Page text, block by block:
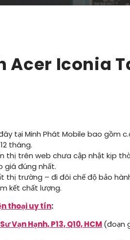
Acer Iconia
tại Minh Phát Mobile bao gồm
tháng.
thị trên web chưa cập nhật kịp
giá đúng nhất.
thị trường – đi đôi chế độ bảo
kết chất lượng.
thoại uy tín:
Vạn Hạnh, P13, Q10, HCM (đoạn